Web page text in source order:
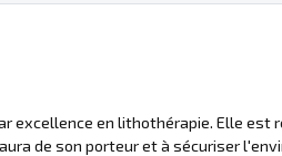
excellence en lithothérapie. Elle est
de son porteur et à sécuriser